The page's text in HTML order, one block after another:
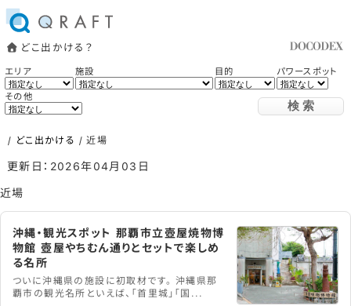
どこ出かける？
エリア 施設 目的 パワースポット
その他
/ どこ出かける /近場
更新日：2026年04月03日
近場
沖縄・観光スポット 那覇市立壺屋焼物博
物館 壺屋やちむん通りとセットで楽しめ
る名所
ついに沖縄県の施設に初取材です。 沖縄県那
覇市の観光名所といえば、「首里城」「国...